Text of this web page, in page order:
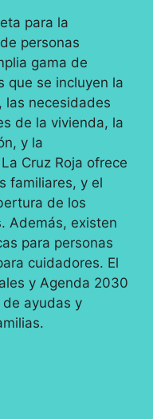
para la
personas
gama de
que se incluyen la
las necesidades
de la vivienda, la
y la
Cruz Roja ofrece
familiares, y el
de los
Además, existen
para personas
cuidadores. El
y Agenda 2030
ayudas y